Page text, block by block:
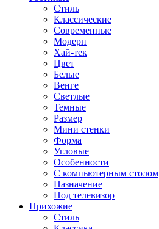
Стиль
Классические
Современные
Модерн
Хай-тек
Цвет
Белые
Венге
Светлые
Темные
Размер
Мини стенки
Форма
Угловые
Особенности
С компьютерным столом
Назначение
Под телевизор
Прихожие
Стиль